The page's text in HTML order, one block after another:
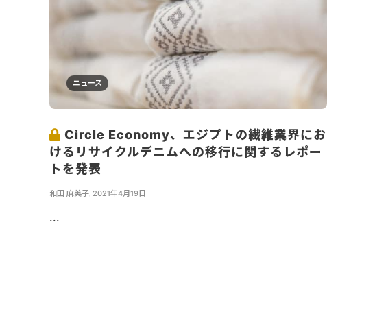
ニュース
Circle Economy、エジプトの繊維業界にお
けるリサイクルデニムへの移行に関するレポー
トを発表
和田 麻美子 2021年4月19日
...